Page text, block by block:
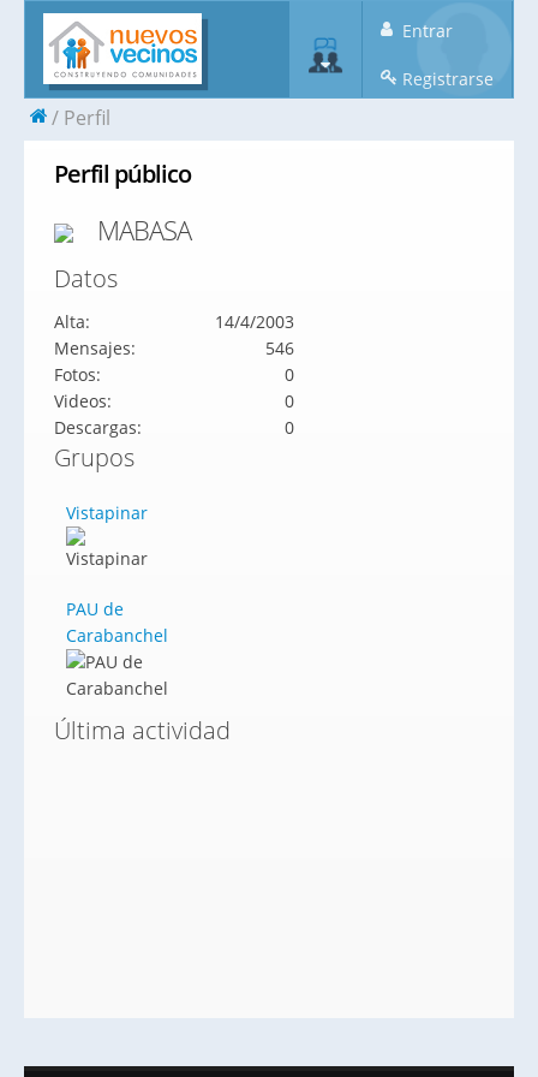
Entrar
Registrarse
Perfil
Perfil público
MABASA
Datos
Alta:
14/4/2003
Mensajes:
546
Fotos:
0
Videos:
0
Descargas:
0
Grupos
Vistapinar
PAU de
Carabanchel
Última actividad